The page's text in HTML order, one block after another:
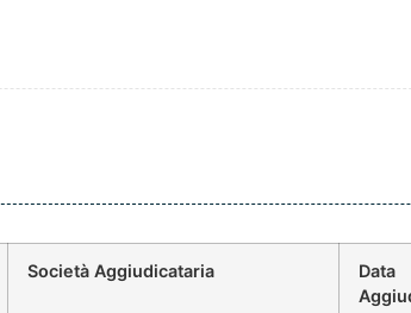
Società Aggiudicataria
Data